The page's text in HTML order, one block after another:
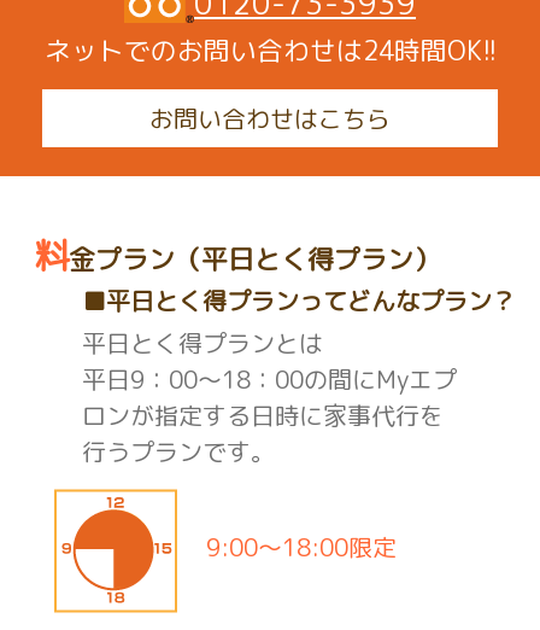
ネットでのお問い合わせは24時間OK!!
お問い合わせはこちら
料金プラン（平日とく得プラン）
■平日とく得プランってどんなプラン？
平日とく得プランとは
平日9：00～18：00の間にMyエプ
ロンが指定する日時に家事代行を
行うプランです。
9:00〜18:00限定